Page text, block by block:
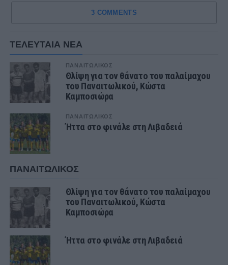
3 COMMENTS
ΤΕΛΕΥΤΑΙΑ ΝΕΑ
ΠΑΝΑΙΤΩΛΙΚΟΣ
Θλίψη για τον θάνατο του παλαίμαχου
του Παναιτωλικού, Κώστα
Καμποσιώρα
ΠΑΝΑΙΤΩΛΙΚΟΣ
Ήττα στο φινάλε στη Λιβαδειά
ΠΑΝΑΙΤΩΛΙΚΟΣ
Θλίψη για τον θάνατο του παλαίμαχου
του Παναιτωλικού, Κώστα
Καμποσιώρα
Ήττα στο φινάλε στη Λιβαδειά